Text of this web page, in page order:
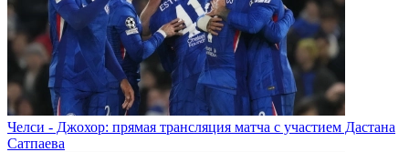
Челси - Джохор: прямая трансляция матча с участием Дастана
Сатпаева